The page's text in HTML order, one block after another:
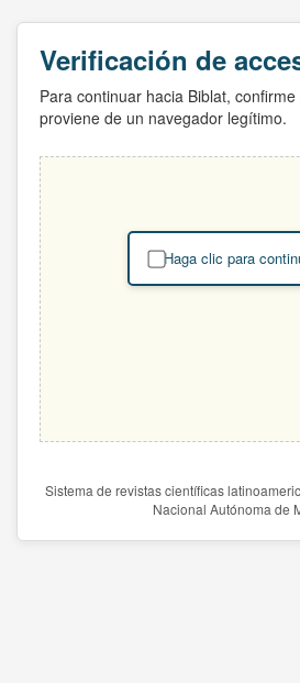
Verificación de
Para continuar hacia Biblat,
proviene de un navegador legítimo.
Haga clic para
Sistema de revistas científicas
Nacional Autónoma de